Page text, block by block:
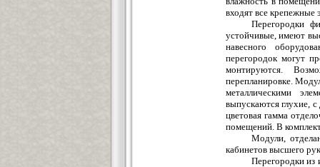
входят все крепежные
Перегородки
устойчивые, имеют
навесного
перегородок могут
монтируются.
перепланировке.
металлическими
выпускаются глухие,
цветовая гамма
помещений. В
Модули,
кабинетов высшего
Перегородки